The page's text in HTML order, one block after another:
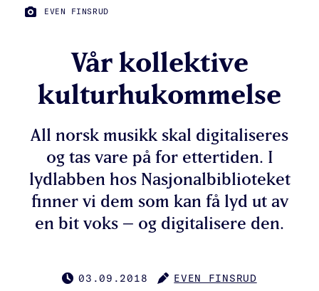
FOTO:
EVEN FINSRUD
Vår kollektive
kulturhukommelse
All norsk musikk skal digitaliseres
og tas vare på for ettertiden. I
lydlabben hos Nasjonalbiblioteket
finner vi dem som kan få lyd ut av
en bit voks – og digitalisere den.
PUBLISERT
03.09.2018
FORFATTER
EVEN FINSRUD